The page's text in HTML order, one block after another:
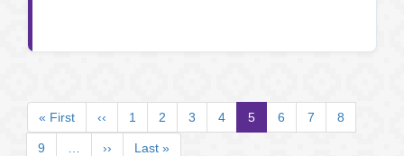
Primera
página
« First
Página
anterior
‹‹ Page
1 Page
2 Page
3 Page
4
Página
actual
5 Page
6 Page
7 Page
8
Page
9
Siguiente
››
Última
Last »